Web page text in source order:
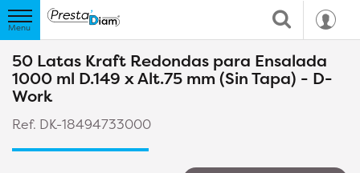
50 Latas Kraft Redondas para Ensalada
1000 ml D.149 x Alt.75 mm (Sin Tapa) - D-
Work
Ref. DK-18494733000